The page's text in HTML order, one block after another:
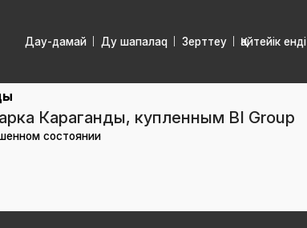
Дау-дамай Ду шапалаq Зерттеу Қайтейік енді
Караганды, купленным BI Group
состоянии